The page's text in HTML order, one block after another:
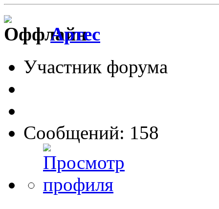
Артес
Участник форума
Сообщений: 158